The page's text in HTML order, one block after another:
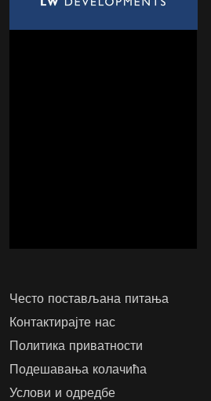
Често постављана питања
Контактирајте нас
Политика приватности
Подешавања колачића
Услови и одредбе